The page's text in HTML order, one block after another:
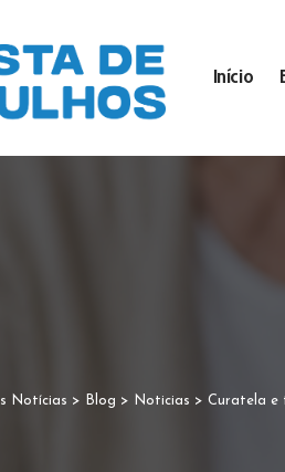
Início
Notícias > Blog > Noticias > Curatela e